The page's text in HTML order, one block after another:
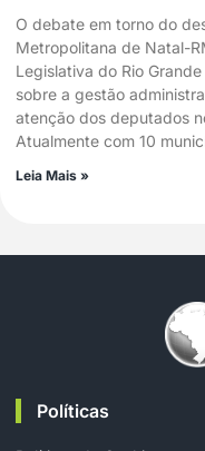
O debate em torno do
Metropolitana de Natal-
Legislativa do Rio
sobre a gestão
atenção dos deputados
Atualmente com 10
Leia Mais »
Políticas